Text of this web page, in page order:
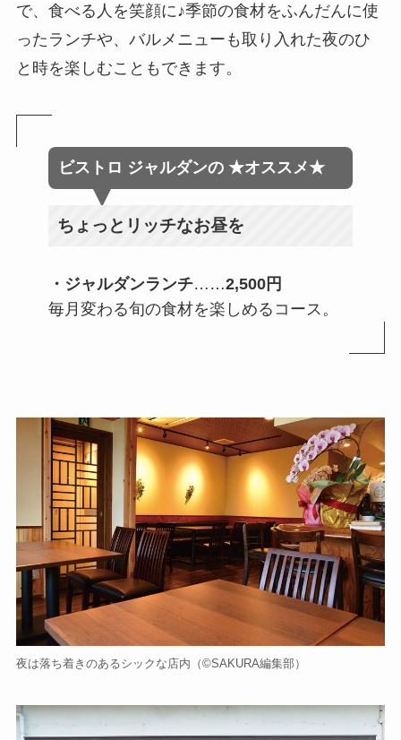
で、食べる人を笑顔に♪季節の食材をふんだんに使
ったランチや、バルメニューも取り入れた夜のひ
と時を楽しむこともできます。
ビストロ ジャルダンの ★オススメ★
ちょっとリッチなお昼を
・ジャルダンランチ……2,500円
毎月変わる旬の食材を楽しめるコース。
夜は落ち着きのあるシックな店内（©️SAKURA編集部）